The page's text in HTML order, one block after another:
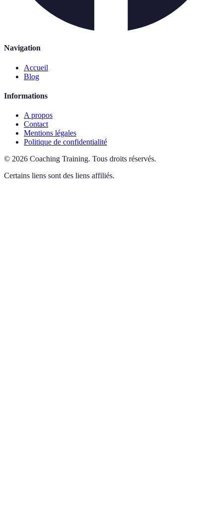
Navigation
Accueil
Blog
Informations
A propos
Contact
Mentions légales
Politique de confidentialité
© 2026 Coaching Training. Tous droits réservés.
Certains liens sont des liens affiliés.